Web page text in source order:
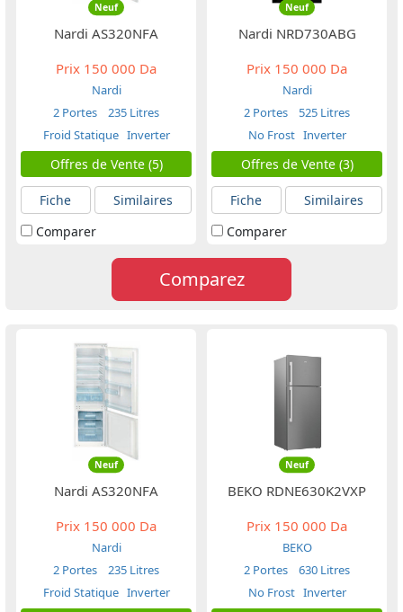
Neuf
Nardi AS320NFA
Prix 150 000 Da
Nardi
2 Portes
235 Litres
Froid Statique Inverter
Offres de Vente (5)
Fiche
Similaires
Comparer
Neuf
Nardi NRD730ABG
Prix 150 000 Da
Nardi
2 Portes
525 Litres
No Frost Inverter
Offres de Vente (3)
Fiche
Similaires
Comparer
Comparez
Neuf
Nardi AS320NFA
Prix 150 000 Da
Nardi
2 Portes
235 Litres
Froid Statique Inverter
Neuf
BEKO RDNE630K2VXP
Prix 150 000 Da
BEKO
2 Portes
630 Litres
No Frost Inverter